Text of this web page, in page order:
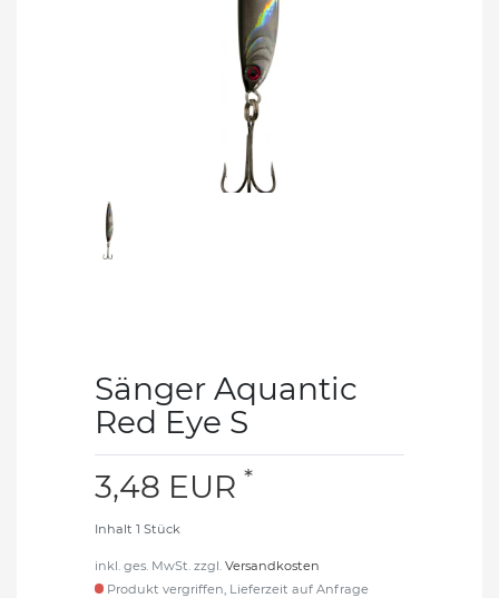
Sänger Aquantic
Red Eye S
3,48 EUR *
Inhalt 1 Stück
inkl. ges. MwSt. zzgl. Versandkosten
Produkt vergriffen, Lieferzeit auf Anfrage